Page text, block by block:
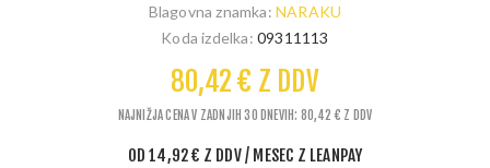
Blagovna znamka: NARAKU
Koda izdelka: 09311113
80,42 € Z DDV
NAJNIŽJA CENA V ZADNJIH 30 DNEVIH: 80,42 € Z DDV
OD 14,92 € Z DDV/ MESEC Z LEANPAY